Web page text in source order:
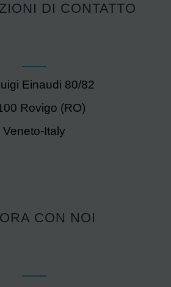
DI CONTATTO
Einaudi 80/82
Rovigo (RO)
Veneto-Italy
CON NOI